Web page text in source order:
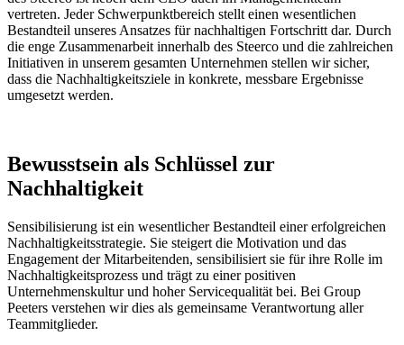
vertreten. Jeder Schwerpunktbereich stellt einen wesentlichen
Bestandteil unseres Ansatzes für nachhaltigen Fortschritt dar. Durch
die enge Zusammenarbeit innerhalb des Steerco und die zahlreichen
Initiativen in unserem gesamten Unternehmen stellen wir sicher,
dass die Nachhaltigkeitsziele in konkrete, messbare Ergebnisse
umgesetzt werden.
Bewusstsein als Schlüssel zur
Nachhaltigkeit
Sensibilisierung ist ein wesentlicher Bestandteil einer erfolgreichen
Nachhaltigkeitsstrategie. Sie steigert die Motivation und das
Engagement der Mitarbeitenden, sensibilisiert sie für ihre Rolle im
Nachhaltigkeitsprozess und trägt zu einer positiven
Unternehmenskultur und hoher Servicequalität bei. Bei Group
Peeters verstehen wir dies als gemeinsame Verantwortung aller
Teammitglieder.